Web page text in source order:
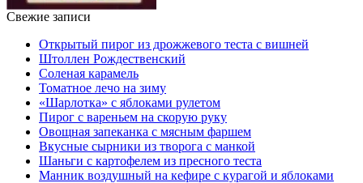
Свежие записи
Открытый пирог из дрожжевого теста с вишней
Штоллен Рождественский
Соленая карамель
Томатное лечо на зиму
«Шарлотка» с яблоками рулетом
Пирог с вареньем на скорую руку
Овощная запеканка с мясным фаршем
Вкусные сырники из творога с манкой
Шаньги с картофелем из пресного теста
Манник воздушный на кефире с курагой и яблоками